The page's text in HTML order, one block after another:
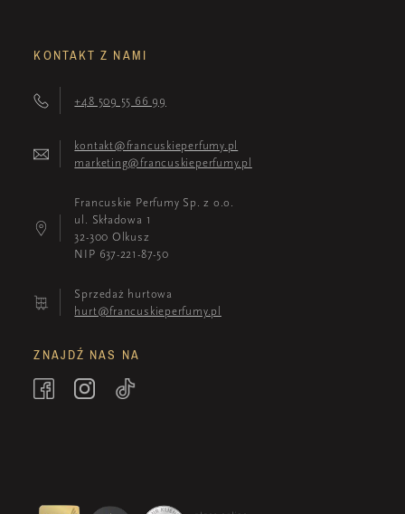
KONTAKT Z NAMI
+48 509 55 66 99
kontakt@francuskieperfumy.pl
marketing@francuskieperfumy.pl
Francuskie Perfumy Sp. z o.o.
ul. Składowa 1
32-300 Olkusz
NIP 637-221-87-50
Sprzedaż hurtowa
hurt@francuskieperfumy.pl
ZNAJDŹ NAS NA